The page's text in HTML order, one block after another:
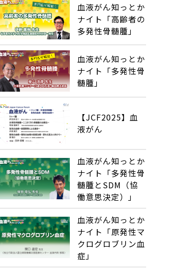
血液がん知っとか
ナイト「高齢者の
多発性骨髄腫」
血液がん知っとか
ナイト「多発性骨
髄腫」
【JCF2025】血
液がん
血液がん知っとか
ナイト「多発性骨
髄腫とSDM（協
働意思決定）」
血液がん知っとか
ナイト「原発性マ
クログロブリン血
症」